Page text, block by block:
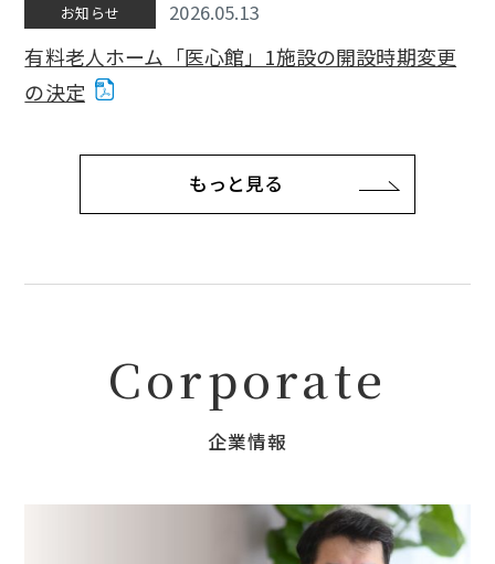
お知らせ 2026.05.13
有料老人ホーム「医心館」1施設の開設時期変更
の決定
もっと見る
Corporate
企業情報